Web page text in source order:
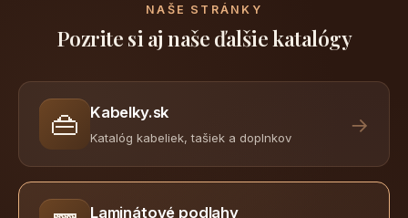
NAŠE STRÁNKY
Pozrite si aj naše ďalšie katalógy
👜 Kabelky.sk
Katalóg kabeliek, tašiek a doplnkov
→
Laminátové podlahy